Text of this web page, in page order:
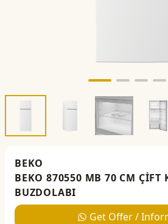
BEKO
BEKO 870550 MB 70 CM ÇİFT
BUZDOLABI
Get Offer /